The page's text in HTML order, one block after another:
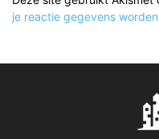
je reactie gegevens